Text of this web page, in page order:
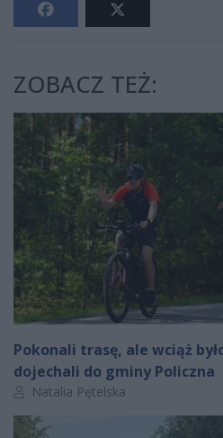
ZOBACZ TEŻ:
Pokonali trasę, ale wciąż
dojechali do gminy Policzna
Autor artykułu:
Natalia Pętelska